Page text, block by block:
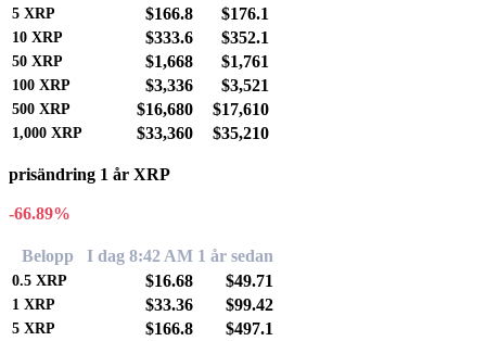
5 XRP $166.8 $176.1
10 XRP $333.6 $352.1
50 XRP $1,668 $1,761
100 XRP $3,336 $3,521
500 XRP $16,680 $17,610
1,000 XRP $33,360 $35,210
prisändring 1 år XRP
-66.89%
Belopp I dag 8:42 AM 1 år sedan
0.5 XRP $16.68 $49.71
1 XRP $33.36 $99.42
5 XRP $166.8 $497.1